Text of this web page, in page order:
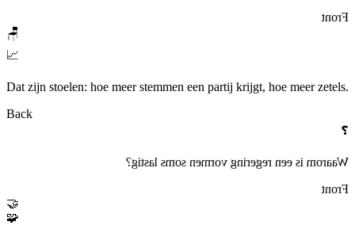
Front
🪑
📈
Dat zijn stoelen: hoe meer stemmen een partij krijgt, hoe meer zetels.
Back
❓
Waarom is een regering vormen soms lastig?
Front
🤝
🧩